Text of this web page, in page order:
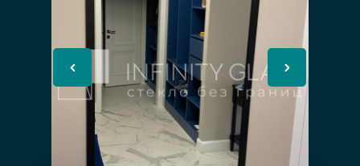
витрине интернет-магазина то
зеркало, которое будет смотреться
лучше.
Прочее. Полотна могут иметь другие
черные элементы. Хорошим выбором